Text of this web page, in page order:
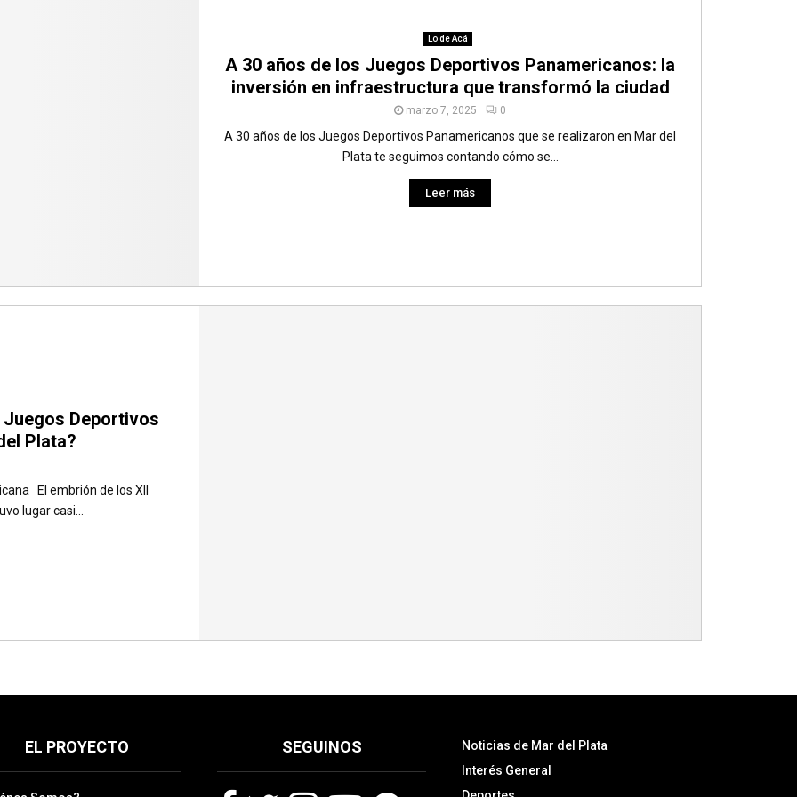
Lo de Acá
A 30 años de los Juegos Deportivos Panamericanos: la
inversión en infraestructura que transformó la ciudad
marzo 7, 2025 0
A 30 años de los Juegos Deportivos Panamericanos que se realizaron en Mar del
Plata te seguimos contando cómo se...
Leer más
Deportivos
Plata?
El embrión de los XII
lugar casi...
EL PROYECTO SEGUINOS
Noticias de Mar del Plata
Interés General